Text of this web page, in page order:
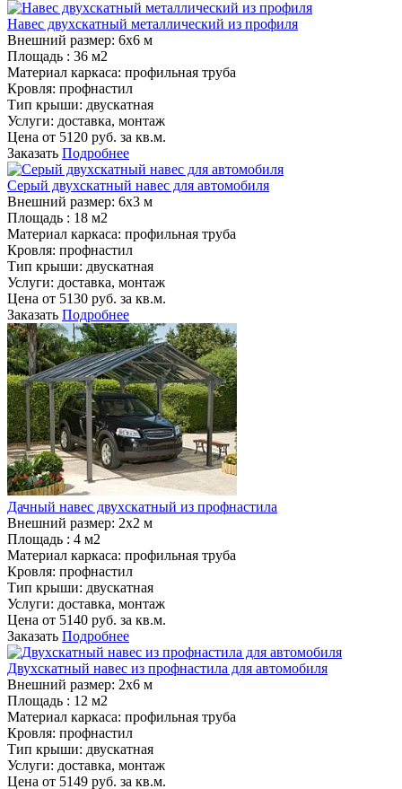
Навес двухскатный металлический из профиля
Внешний размер: 6х6 м
Площадь : 36 м2
Материал каркаса: профильная труба
Кровля: профнастил
Тип крыши: двускатная
Услуги: доставка, монтаж
Цена от 5120 руб. за кв.м.
Заказать Подробнее
Серый двухскатный навес для автомобиля
Внешний размер: 6х3 м
Площадь : 18 м2
Материал каркаса: профильная труба
Кровля: профнастил
Тип крыши: двускатная
Услуги: доставка, монтаж
Цена от 5130 руб. за кв.м.
Заказать Подробнее
Дачный навес двухскатный из профнастила
Внешний размер: 2х2 м
Площадь : 4 м2
Материал каркаса: профильная труба
Кровля: профнастил
Тип крыши: двускатная
Услуги: доставка, монтаж
Цена от 5140 руб. за кв.м.
Заказать Подробнее
Двухскатный навес из профнастила для автомобиля
Внешний размер: 2х6 м
Площадь : 12 м2
Материал каркаса: профильная труба
Кровля: профнастил
Тип крыши: двускатная
Услуги: доставка, монтаж
Цена от 5149 руб. за кв.м.